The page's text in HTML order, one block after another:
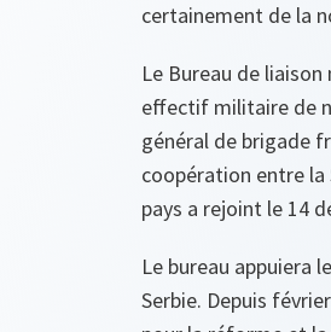
certainement de la
Le Bureau de
effectif militaire de
général de brigade
coopération entre la
pays a rejoint le 14
Le bureau appuiera
Serbie. Depuis